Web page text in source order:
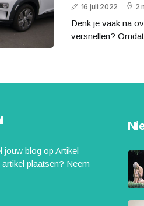
16 juli 2022 2
Denk je vaak na
versnellen?
jouw blog op Artikel-
plaatsen? Neem